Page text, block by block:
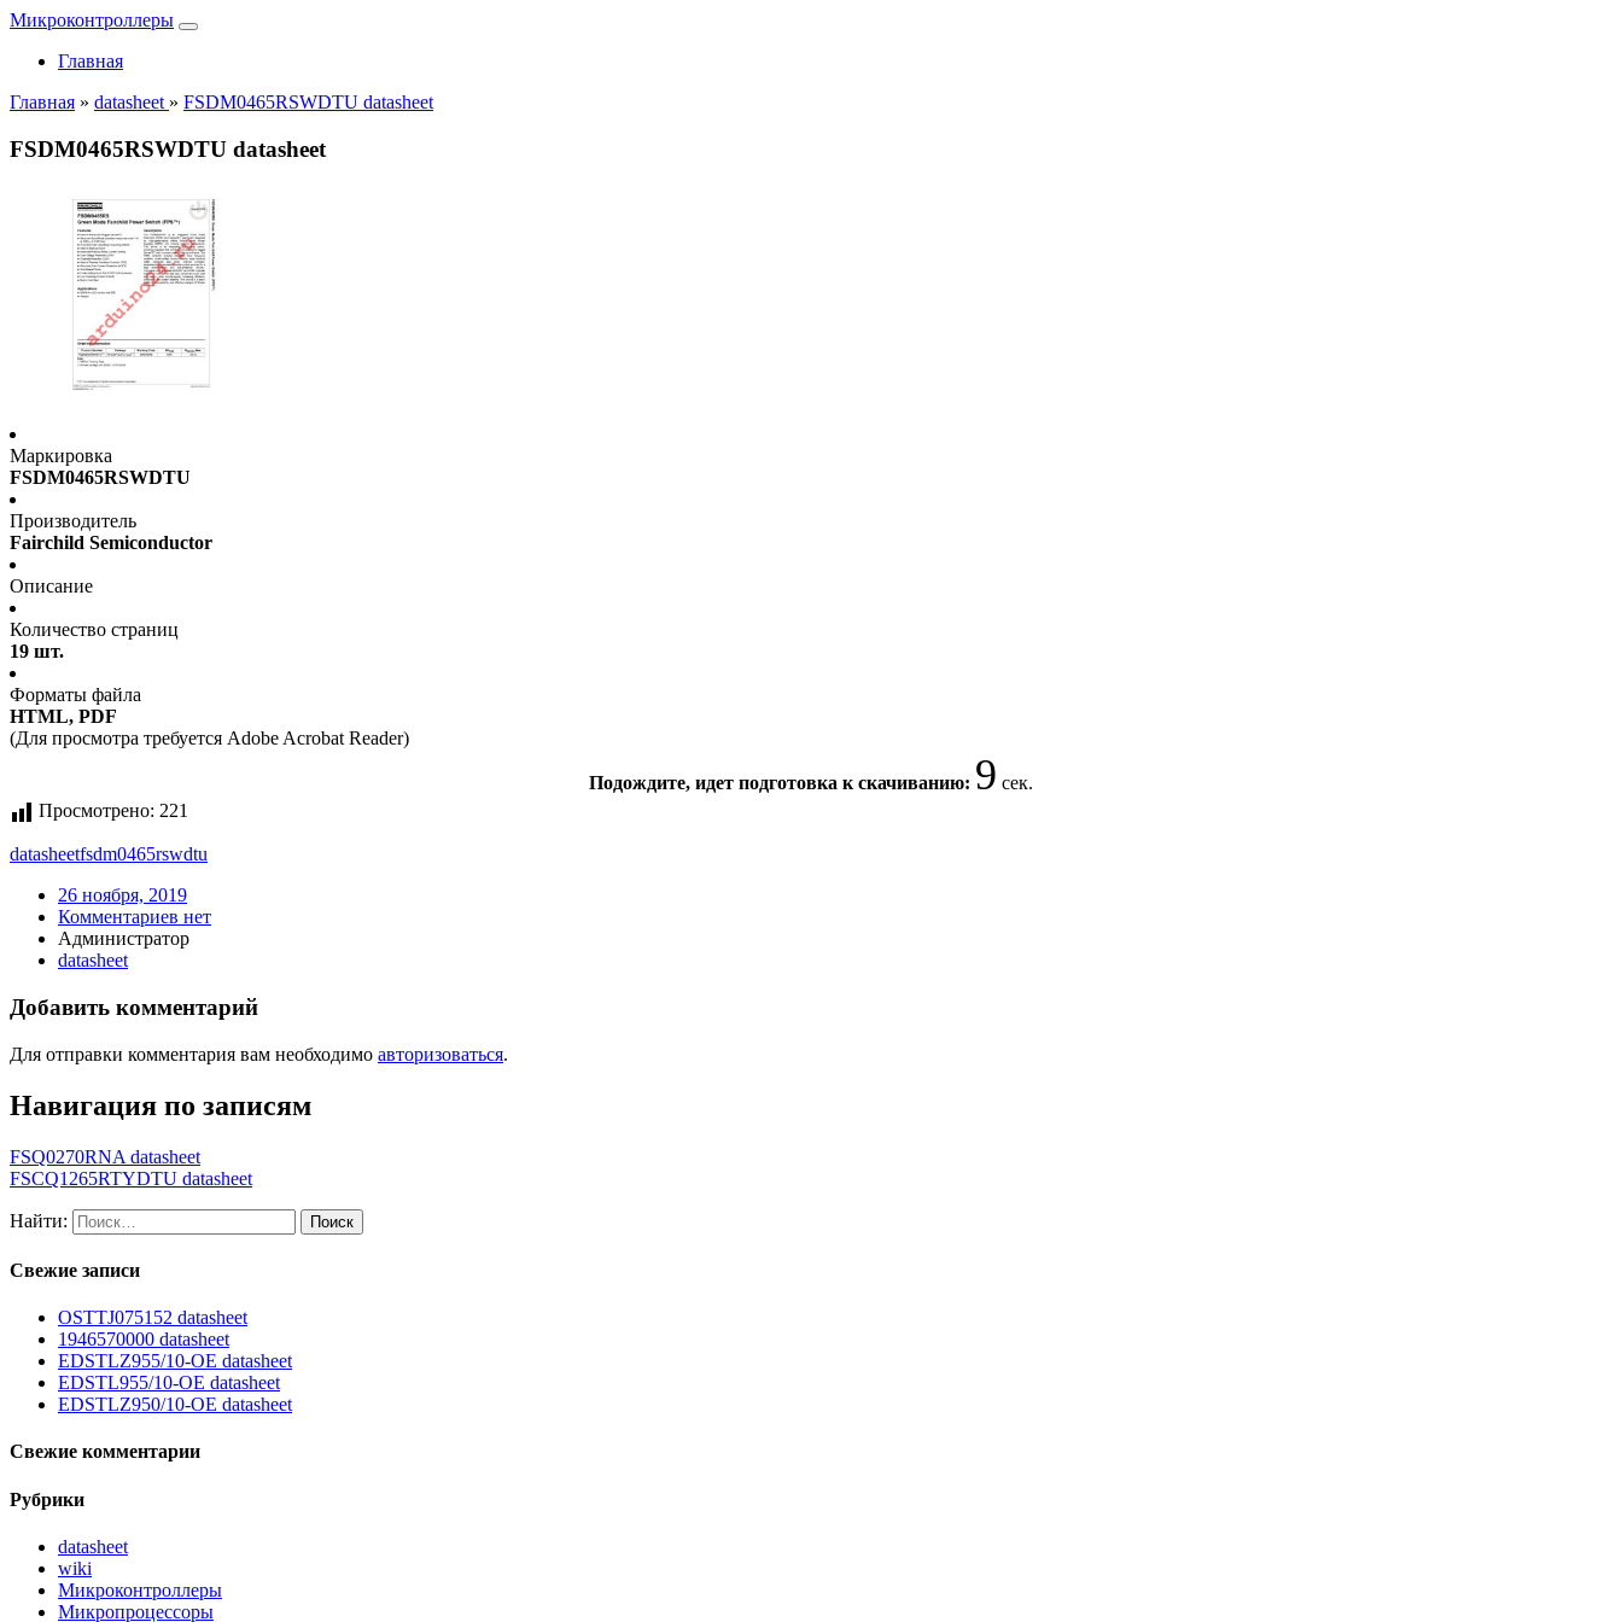
Микроконтроллеры
Главная
Главная » datasheet » FSDM0465RSWDTU datasheet
FSDM0465RSWDTU datasheet
Маркировка
FSDM0465RSWDTU
Производитель
Fairchild Semiconductor
Описание
Количество страниц
19 шт.
Форматы файла
HTML, PDF
(Для просмотра требуется Adobe Acrobat Reader)
Подождите, идет подготовка к скачиванию: 9 сек.
Просмотрено: 221
datasheetfsdm0465rswdtu
26 ноября, 2019
Комментариев нет
Администратор
datasheet
Добавить комментарий
Для отправки комментария вам необходимо авторизоваться.
Навигация по записям
FSQ0270RNA datasheet
FSCQ1265RTYDTU datasheet
Найти:
Свежие записи
OSTTJ075152 datasheet
1946570000 datasheet
EDSTLZ955/10-OE datasheet
EDSTL955/10-OE datasheet
EDSTLZ950/10-OE datasheet
Свежие комментарии
Рубрики
datasheet
wiki
Микроконтроллеры
Микропроцессоры